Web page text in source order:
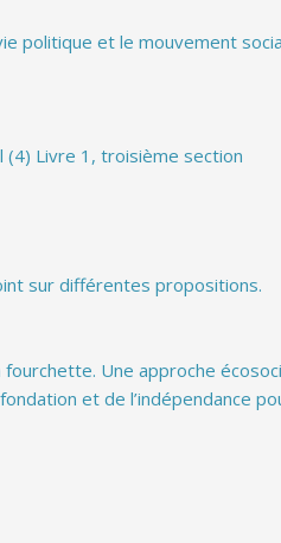
politique et le mouvement
(4) Livre 1, troisième section
sur différentes propositions.
Une approche
et de l’indépendance